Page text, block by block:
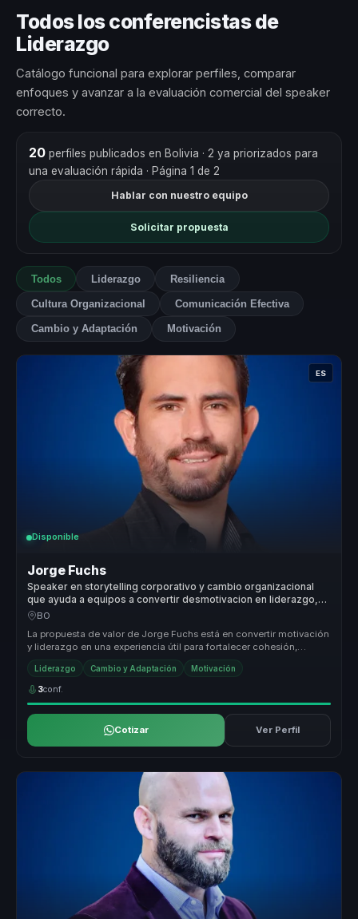
Todos los conferencistas de
Liderazgo
Catálogo funcional para explorar perfiles, comparar
enfoques y avanzar a la evaluación comercial del speaker
correcto.
20perfiles publicados en Bolivia · 2 ya priorizados para
una evaluación rápida · Página 1 de 2
Hablar con nuestro equipo
Solicitar propuesta
Todos Liderazgo Resiliencia
Cultura Organizacional Comunicación Efectiva
Cambio y Adaptación Motivación
ES
Disponible
Jorge Fuchs
Speaker en storytelling corporativo y cambio organizacional
que ayuda a equipos a convertir desmotivacion en liderazgo,
resiliencia y unidad.
BO
La propuesta de valor de Jorge Fuchs está en convertir motivación
y liderazgo en una experiencia útil para fortalecer cohesión,
actitud y...
Liderazgo Cambio y Adaptación Motivación
3conf.
Cotizar Ver Perfil